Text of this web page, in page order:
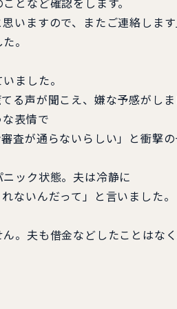
となど確認をします。
ますので、またご連絡しま
。
ました。
声が聞こえ、嫌な予感がしま
表情で
が通らないらしい」と衝撃の
ック状態。夫は冷静に
いんだって」と言いました。
。夫も借金などしたことはな